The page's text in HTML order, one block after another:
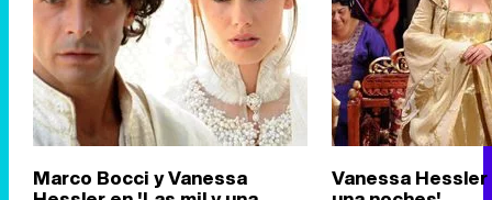
Marco Bocci y Vanessa Vanessa